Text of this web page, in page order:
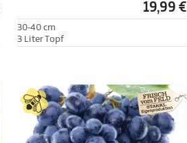
19,99 €
30-40 cm
3 Liter Topf